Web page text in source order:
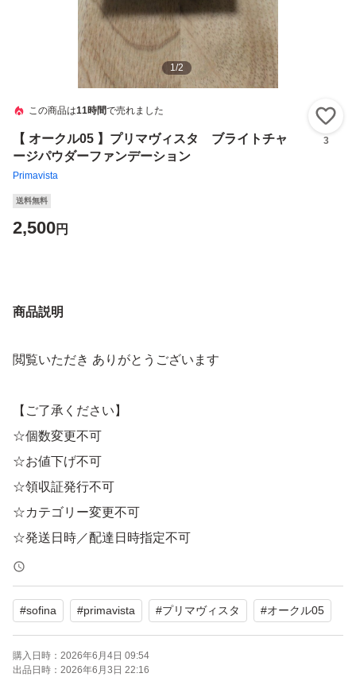
1/2
この商品は11時間で売れました
【 オークル05 】プリマヴィスタ ブライトチャ
ージパウダーファンデーション
Primavista
3
送料無料
2,500円
商品説明
閲覧いただき ありがとうございます
【ご了承ください】
☆個数変更不可
☆お値下げ不可
☆領収証発行不可
☆カテゴリー変更不可
☆発送日時／配達日時指定不可
☆購入後のキャンセル／内容変更には対応いたしかねます
【商品】
★プリマヴィスタ
ブライトチャージパウダーファンデーション レフィル
#sofina #primavista #プリマヴィスタ #オークル05
購入日時： 2026年6月4日 09:54
出品日時： 2026年6月3日 22:16